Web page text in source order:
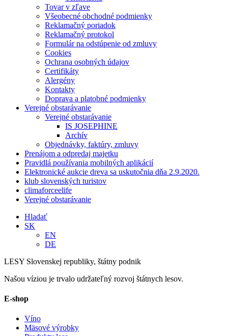
Tovar v zľave
Všeobecné obchodné podmienky
Reklamačný poriadok
Reklamačný protokol
Formulár na odstúpenie od zmluvy
Cookies
Ochrana osobných údajov
Certifikáty
Alergény
Kontakty
Doprava a platobné podmienky
Verejné obstarávanie
Verejné obstarávanie
IS JOSEPHINE
Archív
Objednávky, faktúry, zmluvy
Prenájom a odpredaj majetku
Pravidlá používania mobilných aplikácií
Elektronické aukcie dreva sa uskutočnia dňa 2.9.2020.
klub slovenských turistov
climaforceelife
Verejné obstarávanie
Hladať
SK
EN
DE
LESY Slovenskej republiky, štátny podnik
Našou víziou je trvalo udržateľný rozvoj štátnych lesov.
E-shop
Víno
Mäsové výrobky